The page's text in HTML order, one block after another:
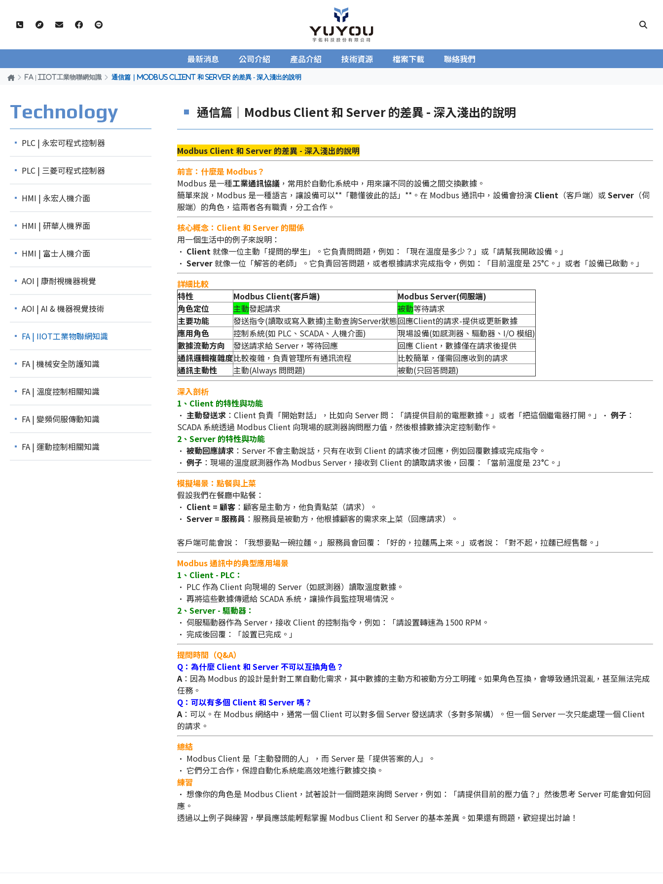
最新消息 公司介紹 產品介紹 技術資源 檔案下載 聯絡我們
FA | IIOT工業物聯網知識 通信篇｜Modbus Client 和 Server 的差異 - 深入淺出的說明
Technology
PLC | 永宏可程式控制器
PLC | 三菱可程式控制器
HMI | 永宏人機介面
HMI | 研華人機界面
HMI | 富士人機介面
AOI | 康耐視機器視覺
AOI | AI & 機器視覺技術
FA | IIOT工業物聯網知識
FA | 機械安全防護知識
FA | 溫度控制相關知識
FA | 變頻伺服傳動知識
FA | 運動控制相關知識
通信篇｜Modbus Client 和 Server 的差異 - 深入淺出的說明
Modbus Client 和 Server 的差異 - 深入淺出的說明
前言：什麼是 Modbus？
Modbus 是一種工業通訊協議 ，常用於自動化系統中，用來讓不同的設備之間交換數據。
簡單來說，Modbus 是一種語言，讓設備可以**「聽懂彼此的話」**。在 Modbus 通訊中，設備會扮演 Client （客戶端）或Server （伺
服端）的角色，這兩者各有職責，分工合作。
核心概念：Client 和 Server 的關係
用一個生活中的例子來說明：
• Client就像一位主動「提問的學生」。它負責問問題，例如：「現在溫度是多少？」或「請幫我開啟設備。」
•Server就像一位「解答的老師」。它負責回答問題，或者根據請求完成指令，例如：「目前溫度是 25°C。」或者「設備已啟動。」
詳細比較
特性
Modbus Client(客戶端)
Modbus Server(伺服端)
角色定位
主動發起請求 被動等待請求
主要功能
發送指令(讀取或寫入數據)主動查詢Server狀態回應Client的請求-提供或更新數據
應用角色
控制系統(如 PLC、SCADA、人機介面)
現場設備(如感測器、驅動器、I/O 模組)
數據流動方向
發送請求給 Server，等待回應
回應 Client，數據僅在請求後提供
通訊邏輯複雜度比較複雜，負責管理所有通訊流程
比較簡單，僅需回應收到的請求
通訊主動性
主動(Always 問問題)
被動(只回答問題)
深入剖析
1、Client 的特性與功能
•主動發送求 ：Client 負責「開始對話」，比如向 Server 問：「請提供目前的電壓數據。」或者「把這個繼電器打開。」•例子 ：
SCADA 系統透過 Modbus Client 向現場的感測器詢問壓力值，然後根據數據決定控制動作。
2、Server 的特性與功能
•被動回應請求 ：Server 不會主動說話，只有在收到 Client 的請求後才回應，例如回覆數據或完成指令。
•例子 ：現場的溫度感測器作為 Modbus Server，接收到 Client 的讀取請求後，回覆：「當前溫度是 23°C。」
模擬場景：點餐與上菜
假設我們在餐廳中點餐：
• Client = 顧客 ：顧客是主動方，他負責點菜（請求）。
•Server = 服務員 ：服務員是被動方，他根據顧客的需求來上菜（回應請求）。
客戶端可能會說：「我想要點一碗拉麵。」服務員會回覆：「好的，拉麵馬上來。」或者說：「對不起，拉麵已經售罄。」
Modbus 通訊中的典型應用場景
1、Client - PLC：
• PLC 作為 Client 向現場的 Server（如感測器）讀取溫度數據。
• 再將這些數據傳遞給 SCADA 系統，讓操作員監控現場情況。
2、Server - 驅動器：
• 伺服驅動器作為 Server，接收 Client 的控制指令，例如：「請設置轉速為 1500 RPM。
• 完成後回覆：「設置已完成。」
提問時間（Q&A）
Q：為什麼 Client 和 Server 不可以互換角色？
A：因為 Modbus 的設計是針對工業自動化需求，其中數據的主動方和被動方分工明確。如果角色互換，會導致通訊混亂，甚至無法完成
任務。
Q：可以有多個 Client 和 Server 嗎？
A：可以。在 Modbus 網絡中，通常一個 Client 可以對多個 Server 發送請求（多對多架構）。但一個 Server 一次只能處理一個 Client
的請求。
總結
• Modbus Client 是「主動發問的人」，而 Server 是「提供答案的人」。
• 它們分工合作，保證自動化系統能高效地進行數據交換。
練習
• 想像你的角色是 Modbus Client，試著設計一個問題來詢問 Server，例如：「請提供目前的壓力值？」然後思考 Server 可能會如何回
應。
透過以上例子與練習，學員應該能輕鬆掌握 Modbus Client 和 Server 的基本差異。如果還有問題，歡迎提出討論！